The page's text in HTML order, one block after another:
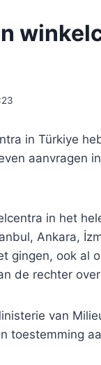
in Türkiye
aanvragen
in het
Ankara,
gingen, ook al
de rechter
van
toestemming